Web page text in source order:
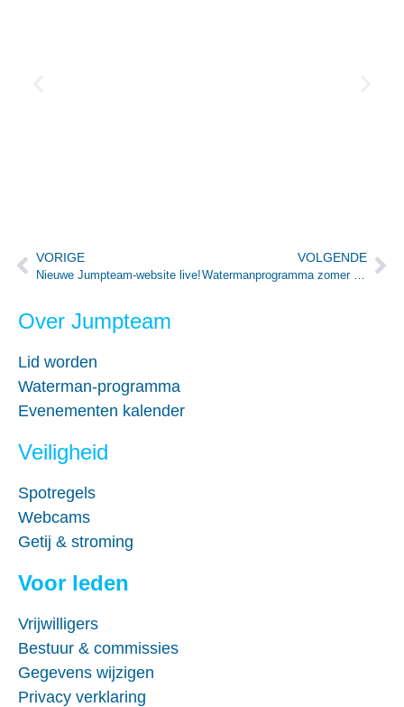
VORIGE
Nieuwe Jumpteam-website live!
VOLGENDE
Over Jumpteam
Lid worden
Waterman-programma
Evenementen kalender
Veiligheid
Spotregels
Webcams
Getij & stroming
Voor leden
Vrijwilligers
Bestuur & commissies
Gegevens wijzigen
Privacy verklaring